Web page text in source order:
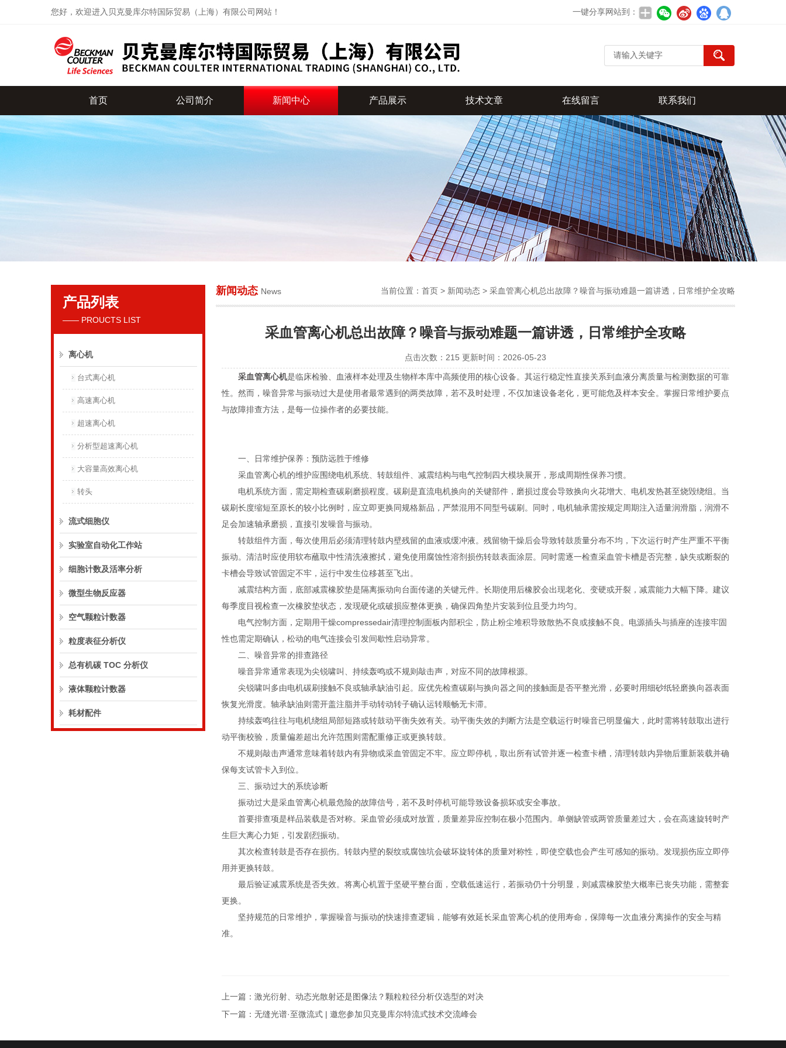
您好，欢迎进入贝克曼库尔特国际贸易（上海）有限公司网站！ 一键分享网站到：
贝克曼库尔特国际贸易（上海）有限公司
首页 公司简介 新闻中心 产品展示 技术文章 在线留言 联系我们
产品列表
—— PROUCTS LIST
离心机
台式离心机
高速离心机
超速离心机
分析型超速离心机
大容量高效离心机
转头
流式细胞仪
实验室自动化工作站
细胞计数及活率分析
微型生物反应器
空气颗粒计数器
粒度表征分析仪
总有机碳 TOC 分析仪
液体颗粒计数器
耗材配件
新闻动态 News 当前位置： 首页 > 新闻动态 > 采血管离心机总出故障？噪音与振动难题一篇讲透，日常维护全攻略
采血管离心机总出故障？噪音与振动难题一篇讲透，日常维护全攻略
点击次数：215 更新时间：2026-05-23
采血管离心机是临床检验、血液样本处理及生物样本库中高频使用的核心设备。其运行稳定性直接关系到血液分离质量与检测数据的可靠
性。然而，噪音异常与振动过大是使用者最常遇到的两类故障，若不及时处理，不仅加速设备老化，更可能危及样本安全。掌握日常维护要点
与故障排查方法，是每一位操作者的必要技能。
一、日常维护保养：预防远胜于维修
采血管离心机的维护应围绕电机系统、转鼓组件、减震结构与电气控制四大模块展开，形成周期性保养习惯。
电机系统方面，需定期检查碳刷磨损程度。碳刷是直流电机换向的关键部件，磨损过度会导致换向火花增大、电机发热甚至烧毁绕组。当
碳刷长度缩短至原长的较小比例时，应立即更换同规格新品，严禁混用不同型号碳刷。同时，电机轴承需按规定周期注入适量润滑脂，润滑不
足会加速轴承磨损，直接引发噪音与振动。
转鼓组件方面，每次使用后必须清理转鼓内壁残留的血液或缓冲液。残留物干燥后会导致转鼓质量分布不均，下次运行时产生严重不平衡
振动。清洁时应使用软布蘸取中性清洗液擦拭，避免使用腐蚀性溶剂损伤转鼓表面涂层。同时需逐一检查采血管卡槽是否完整，缺失或断裂的
卡槽会导致试管固定不牢，运行中发生位移甚至飞出。
减震结构方面，底部减震橡胶垫是隔离振动向台面传递的关键元件。长期使用后橡胶会出现老化、变硬或开裂，减震能力大幅下降。建议
每季度目视检查一次橡胶垫状态，发现硬化或破损应整体更换，确保四角垫片安装到位且受力均匀。
电气控制方面，定期用干燥compressedair清理控制面板内部积尘，防止粉尘堆积导致散热不良或接触不良。电源插头与插座的连接牢固
性也需定期确认，松动的电气连接会引发间歇性启动异常。
二、噪音异常的排查路径
噪音异常通常表现为尖锐啸叫、持续轰鸣或不规则敲击声，对应不同的故障根源。
尖锐啸叫多由电机碳刷接触不良或轴承缺油引起。应优先检查碳刷与换向器之间的接触面是否平整光滑，必要时用细砂纸轻磨换向器表面
恢复光滑度。轴承缺油则需开盖注脂并手动转动转子确认运转顺畅无卡滞。
持续轰鸣往往与电机绕组局部短路或转鼓动平衡失效有关。动平衡失效的判断方法是空载运行时噪音已明显偏大，此时需将转鼓取出进行
动平衡校验，质量偏差超出允许范围则需配重修正或更换转鼓。
不规则敲击声通常意味着转鼓内有异物或采血管固定不牢。应立即停机，取出所有试管并逐一检查卡槽，清理转鼓内异物后重新装载并确
保每支试管卡入到位。
三、振动过大的系统诊断
振动过大是采血管离心机最危险的故障信号，若不及时停机可能导致设备损坏或安全事故。
首要排查项是样品装载是否对称。采血管必须成对放置，质量差异应控制在极小范围内。单侧缺管或两管质量差过大，会在高速旋转时产
生巨大离心力矩，引发剧烈振动。
其次检查转鼓是否存在损伤。转鼓内壁的裂纹或腐蚀坑会破坏旋转体的质量对称性，即使空载也会产生可感知的振动。发现损伤应立即停
用并更换转鼓。
最后验证减震系统是否失效。将离心机置于坚硬平整台面，空载低速运行，若振动仍十分明显，则减震橡胶垫大概率已丧失功能，需整套
更换。
坚持规范的日常维护，掌握噪音与振动的快速排查逻辑，能够有效延长采血管离心机的使用寿命，保障每一次血液分离操作的安全与精
准。
上一篇： 激光衍射、动态光散射还是图像法？颗粒粒径分析仪选型的对决
下一篇： 无缝光谱·至微流式 | 邀您参加贝克曼库尔特流式技术交流峰会